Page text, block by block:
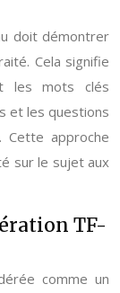
doit démontrer
Cela signifie
les mots clés
et les questions
Cette approche
sur le sujet aux
TF-
comme un